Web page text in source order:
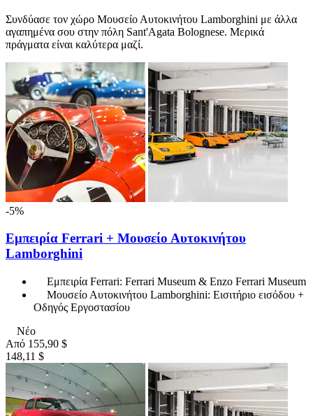
Συνδύασε τον χώρο Μουσείο Αυτοκινήτου Lamborghini με άλλα
αγαπημένα σου στην πόλη Sant'Agata Bolognese. Μερικά
πράγματα είναι καλύτερα μαζί.
-5%
Εμπειρία Ferrari + Μουσείο Αυτοκινήτου
Lamborghini
Εμπειρία Ferrari: Ferrari Museum & Enzo Ferrari Museum
Μουσείο Αυτοκινήτου Lamborghini: Εισιτήριο εισόδου +
Οδηγός Εργοστασίου
Νέο
Από 155,90 $
148,11 $